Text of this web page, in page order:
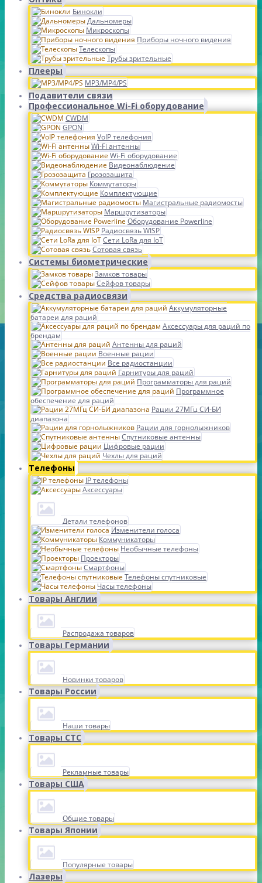
Бинокли
Дальномеры
Микроскопы
Приборы ночного видения
Телескопы
Трубы зрительные
Плееры
MP3/MP4/PS
Подавители связи
Профессиональное Wi-Fi оборудование
CWDM
GPON
VoIP телефония
Wi-Fi антенны
Wi-Fi оборудование
Видеонаблюдение
Грозозащита
Коммутаторы
Комплектующие
Магистральные радиомосты
Маршрутизаторы
Оборудование Powerline
Радиосвязь WISP
Сети LoRa для IoT
Сотовая связь
Системы биометрические
Замков товары
Сейфов товары
Средства радиосвязи
Аккумуляторные
батареи для раций
Аксессуары для раций по
брендам
Антенны для раций
Военные рации
Все радиостанции
Гарнитуры для раций
Программаторы для раций
Программное
обеспечение для раций
Рации 27МГц СИ-БИ
диапазона
Рации для горнолыжников
Спутниковые антенны
Цифровые рации
Чехлы для раций
Телефоны
IP телефоны
Аксессуары
Детали телефонов
Изменители голоса
Коммуникаторы
Необычные телефоны
Проекторы
Смартфоны
Телефоны спутниковые
Часы телефоны
Товары Англии
Распродажа товаров
Товары Германии
Новинки товаров
Товары России
Наши товары
Товары СТС
Рекламные товары
Товары США
Общие товары
Товары Японии
Популярные товары
Лазеры